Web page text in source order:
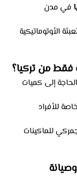
في مدن
الأوتوماتيكية
إلى كميات
للأفراد
للماكينات